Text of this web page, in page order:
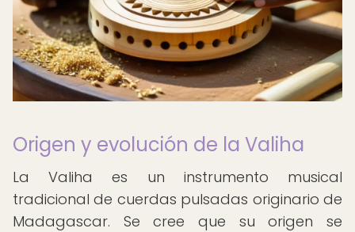
Origen y evolución de la Valiha
La Valiha es un instrumento musical
tradicional de cuerdas pulsadas originario de
Madagascar. Se cree que su origen se